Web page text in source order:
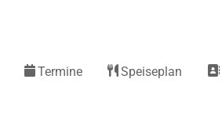
Termine Speiseplan